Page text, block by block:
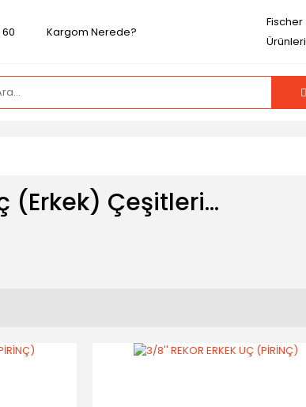
Kargom Nerede?
Fischer
Ürünleri
(Erkek) Çeşitleri...